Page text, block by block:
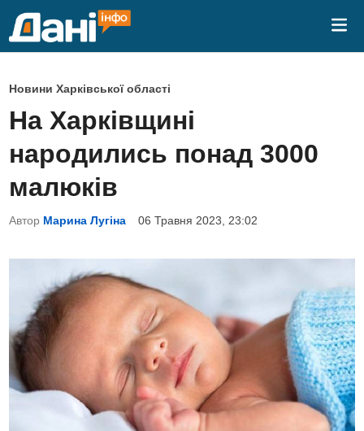
P
o
s
e
d
i
Новини Харківської області
На Харківщині
народились понад 3000
малюків
Автор Марина Лугіна 06 Травня 2023, 23:02